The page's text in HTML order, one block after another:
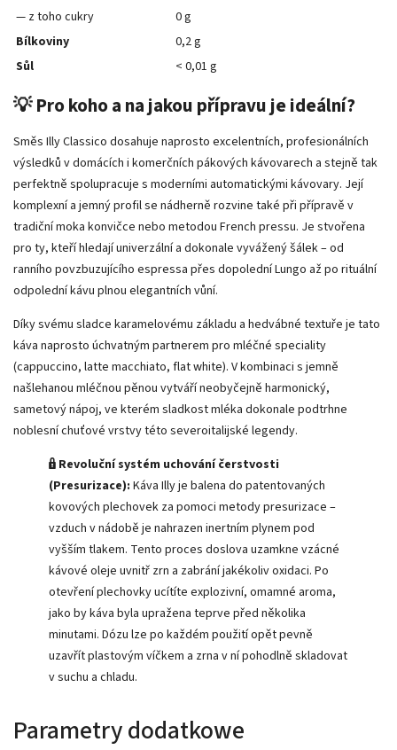
— z toho cukry
0 g
Bílkoviny
0,2 g
Sůl
< 0,01 g
💡 Pro koho a na jakou přípravu je ideální?
Směs Illy Classico dosahuje naprosto excelentních, profesionálních
výsledků v domácích i komerčních pákových kávovarech a stejně tak
perfektně spolupracuje s moderními automatickými kávovary. Její
komplexní a jemný profil se nádherně rozvine také při přípravě v
tradiční moka konvičce nebo metodou French pressu. Je stvořena
pro ty, kteří hledají univerzální a dokonale vyvážený šálek – od
ranního povzbuzujícího espressa přes dopolední Lungo až po rituální
odpolední kávu plnou elegantních vůní.
Díky svému sladce karamelovému základu a hedvábné textuře je tato
káva naprosto úchvatným partnerem pro mléčné speciality
(cappuccino, latte macchiato, flat white). V kombinaci s jemně
našlehanou mléčnou pěnou vytváří neobyčejně harmonický,
sametový nápoj, ve kterém sladkost mléka dokonale podtrhne
noblesní chuťové vrstvy této severoitalijské legendy.
🔒 Revoluční systém uchování čerstvosti
(Presurizace): Káva Illy je balena do patentovaných
kovových plechovek za pomoci metody presurizace –
vzduch v nádobě je nahrazen inertním plynem pod
vyšším tlakem. Tento proces doslova uzamkne vzácné
kávové oleje uvnitř zrn a zabrání jakékoliv oxidaci. Po
otevření plechovky ucítíte explozivní, omamné aroma,
jako by káva byla upražena teprve před několika
minutami. Dózu lze po každém použití opět pevně
uzavřít plastovým víčkem a zrna v ní pohodlně skladovat
v suchu a chladu.
Parametry dodatkowe